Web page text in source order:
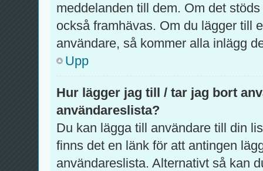
meddelanden till dem. Om det
också framhävas. Om du lägger till
användare, så kommer alla inlägg
Upp
Hur lägger jag till / tar jag bort
användareslista?
Du kan lägga till användare till din
finns det en länk för att antingen
användareslista. Alternativt så kan